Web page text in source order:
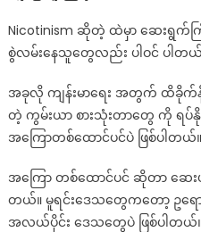
Nicotinism ဆိုတဲ့ ထဲမှာ ဆေးရွက်ကြီ
စွဲလမ်းနေသူတွေလည်း ပါဝင် ပါတ
အခုလို ကျန်းမာရေး အတွက် ထိခိုက်
တဲ့ ကွမ်းယာ စားသုံးတာတွေ ကို ရပ်
အကြောတစ်ထောင်ပင်ပဲ ဖြစ်ပါတယ်။
အကြော တစ်ထောင်ပင် ဆိုတာ ဆေး
တယ်။ မူရင်းဒေသတွေကတော့ ဥရောပ
အလယ်ပိုင်း ဒေသတွေပဲ ဖြစ်ပါတယ်